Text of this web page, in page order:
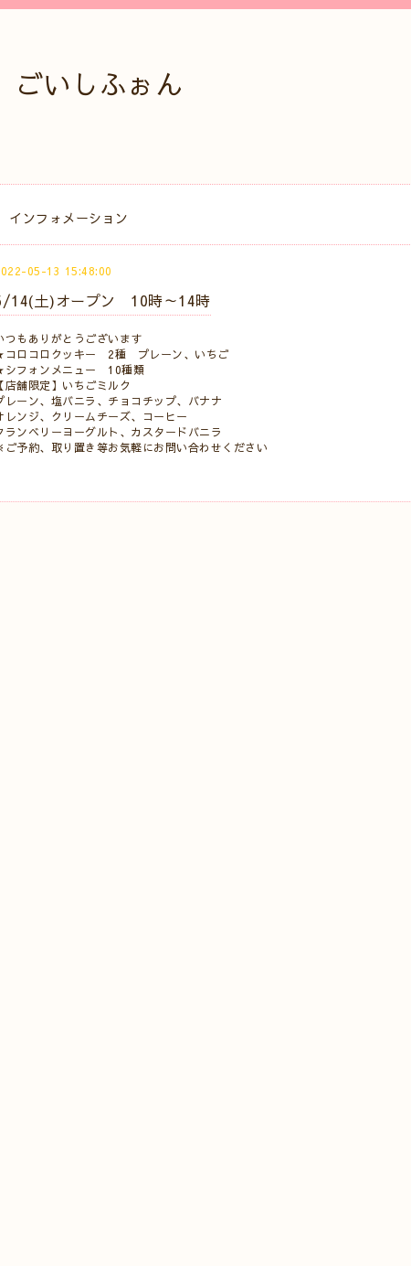
いしふぉん
インフォメーション
05-13 15:48:00
14(土)オープン 10時～14時
つもありがとうございます
ロコロクッキー 2種 プレーン、いちご
フォンメニュー 10種類
【店舗限定】いちごミルク
レーン、塩バニラ、チョコチップ、バナナ
レンジ、クリームチーズ、コーヒー
ランベリーヨーグルト、カスタードバニラ
予約、取り置き等お気軽にお問い合わせください